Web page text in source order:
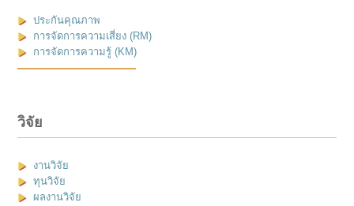
ประกันคุณภาพ
การจัดการความเสี่ยง (RM)
การจัดการความรู้ (KM)
วิจัย
งานวิจัย
ทุนวิจัย
ผลงานวิจัย